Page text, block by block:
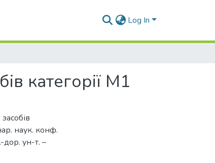
Log In
категорії М1
наук. конф.
дор. ун-т. –